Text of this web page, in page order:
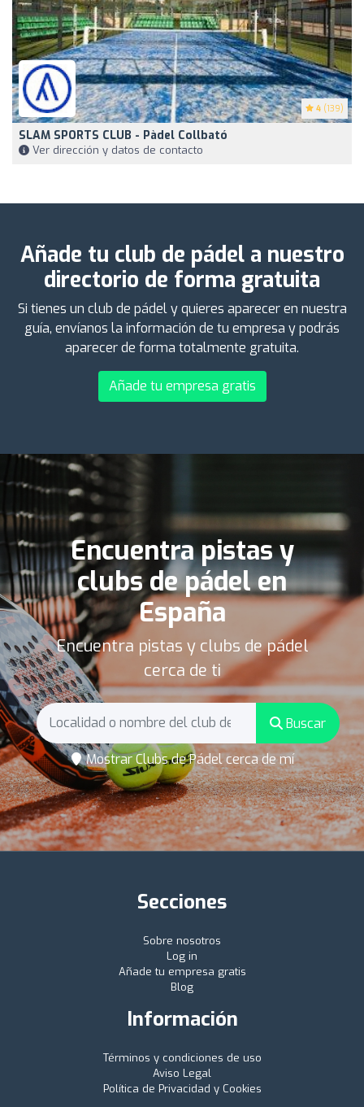
4 (139)
SLAM SPORTS CLUB - Pàdel Collbató
Ver dirección y datos de contacto
Añade tu club de pádel a nuestro
directorio de forma gratuita
Si tienes un club de pádel y quieres aparecer en nuestra
guía, envíanos la información de tu empresa y podrás
aparecer de forma totalmente gratuita.
Añade tu empresa gratis
Encuentra pistas y
clubs de pádel en
España
Encuentra pistas y clubs de pádel
cerca de ti
Buscar
Mostrar Clubs de Pádel cerca de mí
Secciones
Sobre nosotros
Log in
Añade tu empresa gratis
Blog
Información
Términos y condiciones de uso
Aviso Legal
Política de Privacidad y Cookies